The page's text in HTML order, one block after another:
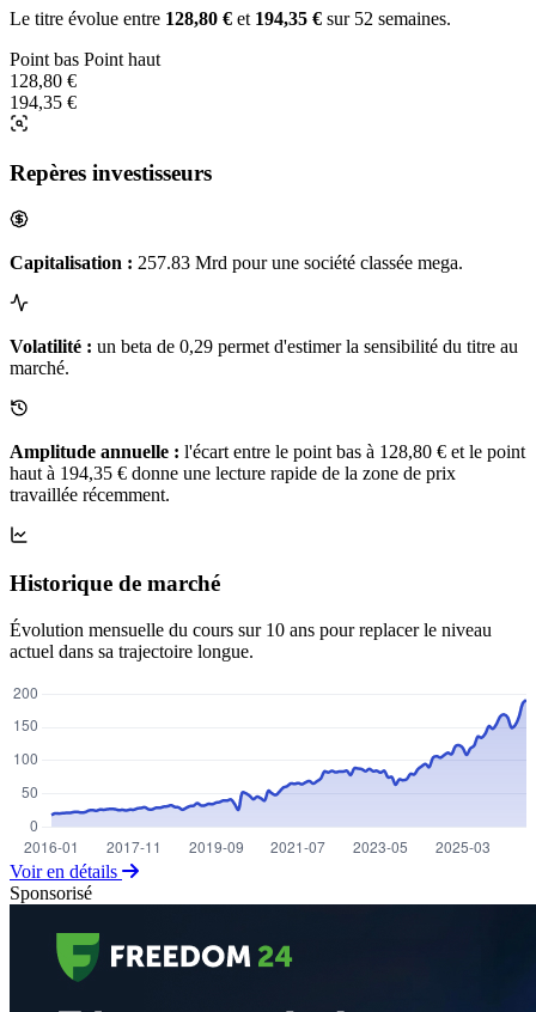
Le titre évolue entre 128,80 € et 194,35 € sur 52 semaines.
Point bas Point haut
128,80 €
194,35 €
Repères investisseurs
Capitalisation : 257.83 Mrd pour une société classée mega.
Volatilité : un beta de 0,29 permet d'estimer la sensibilité du titre au
marché.
Amplitude annuelle : l'écart entre le point bas à 128,80 € et le point
haut à 194,35 € donne une lecture rapide de la zone de prix
travaillée récemment.
Historique de marché
Évolution mensuelle du cours sur 10 ans pour replacer le niveau
actuel dans sa trajectoire longue.
Voir en détails
Sponsorisé